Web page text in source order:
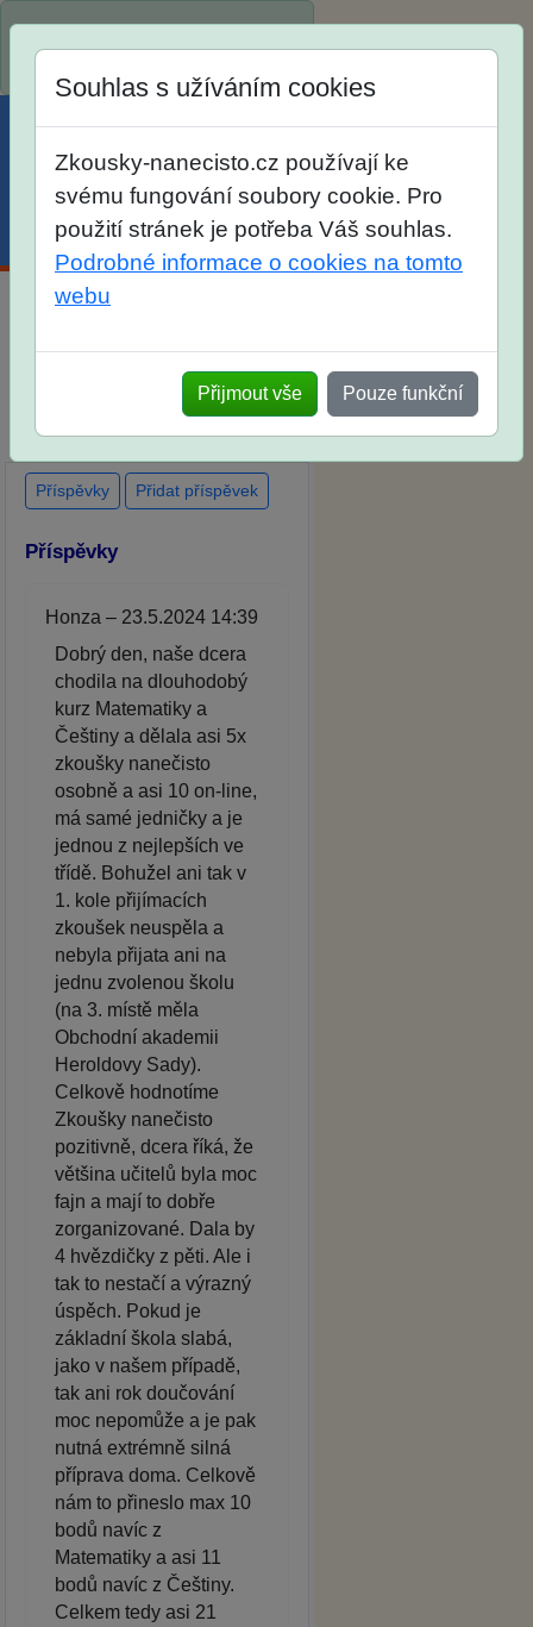
Menu Účet Košík
po skutečných přijímacích
zkouškách
Souhlas s užíváním cookies
Zkousky-nanecisto.cz používají ke
svému fungování soubory cookie. Pro
použití stránek je potřeba Váš souhlas.
Podrobné informace o cookies na tomto
webu
Přijmout vše Pouze funkční
Příspěvky Přidat příspěvek
Příspěvky
Honza – 23.5.2024 14:39
Dobrý den, naše dcera
chodila na dlouhodobý
kurz Matematiky a
Češtiny a dělala asi 5x
zkoušky nanečisto
osobně a asi 10 on-line,
má samé jedničky a je
jednou z nejlepších ve
třídě. Bohužel ani tak v
1. kole přijímacích
zkoušek neuspěla a
nebyla přijata ani na
jednu zvolenou školu
(na 3. místě měla
Obchodní akademii
Heroldovy Sady).
Celkově hodnotíme
Zkoušky nanečisto
pozitivně, dcera říká, že
většina učitelů byla moc
fajn a mají to dobře
zorganizované. Dala by
4 hvězdičky z pěti. Ale i
tak to nestačí a výrazný
úspěch. Pokud je
základní škola slabá,
jako v našem případě,
tak ani rok doučování
moc nepomůže a je pak
nutná extrémně silná
příprava doma. Celkově
nám to přineslo max 10
bodů navíc z
Matematiky a asi 11
bodů navíc z Češtiny.
Celkem tedy asi 21